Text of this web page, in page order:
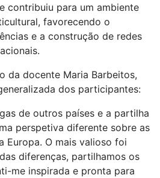
contribuiu para um ambiente
favorecendo o
e a construção de redes
da docente Maria Barbeitos,
dos participantes:
de outros países e a partilha
perspetiva diferente sobre as
Europa. O mais valioso foi
diferenças, partilhamos os
me inspirada e pronta para